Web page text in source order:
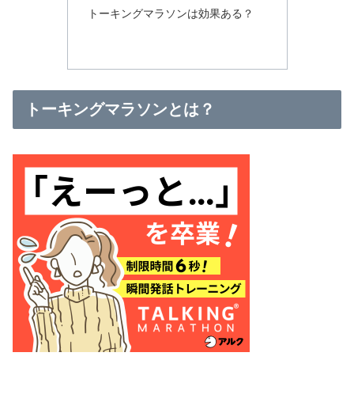
トーキングマラソンは効果ある？
トーキングマラソンとは？